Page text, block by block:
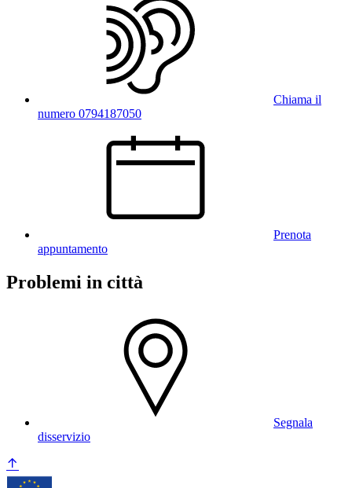
Chiama il
numero 0794187050
Prenota
appuntamento
Problemi in città
Segnala
disservizio